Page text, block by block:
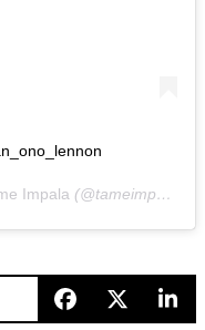
Impala (@tameimpala) el